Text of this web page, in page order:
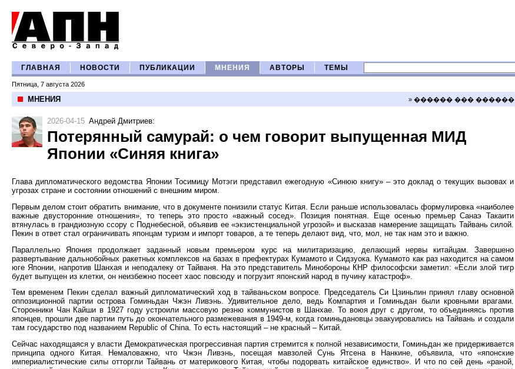
ГЛАВНАЯ НОВОСТИ ПУБЛИКАЦИИ МНЕНИЯ АВТОРЫ ТЕМЫ
Пятница, 7 августа 2026
МНЕНИЯ » ������ ��� ������
2026-04-15 Андрей Дмитриев:
Потерянный самурай: о чем говорит выпущенная МИД
Японии «Синяя книга»
Глава дипломатического ведомства Японии Тосимицу Мотэги представил ежегодную «Синюю книгу» – это доклад о текущих вызовах и
угрозах стране и состоянии отношений с внешним миром.
Первым делом стоит обратить внимание, что в документе понизили статус Китая. Если раньше использовалась формулировка «наиболее
важные двусторонние отношения», то теперь это просто «важный сосед». Позиция понятная. Еще осенью премьер Санаэ Такаити
втянулась в грандиозную ссору с Поднебесной, объявив ее «экзистенциальной угрозой» и высказав намерение защищать Тайвань силой.
Пекин в ответ стал ограничивать японцам туризм и импорт товаров, а те теперь делают вид, что, мол, не так нам это и важно.
Параллельно Япония продолжает заданный новым премьером курс на милитаризацию, делающий нервы китайцам. Завершено
развертывание дальнобойных ракетных комплексов на базах в префектурах Кумамото и Сидзуока. Кумамото как раз находится на самом
юге Японии, напротив Шанхая и неподалеку от Тайваня. На это представитель Минобороны КНР философски заметил: «Если злой тигр
будет выпущен из клетки, он неизбежно посеет хаос повсюду и погрузит японский народ в пучину катастроф».
Тем временем Пекин сделал важный дипломатический ход в тайваньском вопросе. Председатель Си Цзиньпин принял главу основной
оппозиционной партии острова Гоминьдан Чжэн Ливэнь. Удивительное дело, ведь Компартия и Гоминьдан были кровными врагами.
Сторонники Чан Кайши в 1927 году устроили массовую резню коммунистов в Шанхае. То воюя друг с другом, то объединяясь против
японцев, прошли две партии путь до окончательного размежевания в 1949-м, когда гоминьдановцы эвакуировались на Тайвань и создали
там государство под названием Republic of China. То есть настоящий – не красный – Китай.
Сейчас находящаяся у власти Демократическая прогрессивная партия стремится к полной независимости, Гоминьдан же придерживается
принципа одного Китая. Немаловажно, что Чжэн Ливэнь, посещая мавзолей Сунь Ятсена в Нанкине, объявила, что «японские
империалистические силы отторгли Тайвань от материкового Китая, чтобы подорвать китайское единство». И что по сей день «раной,